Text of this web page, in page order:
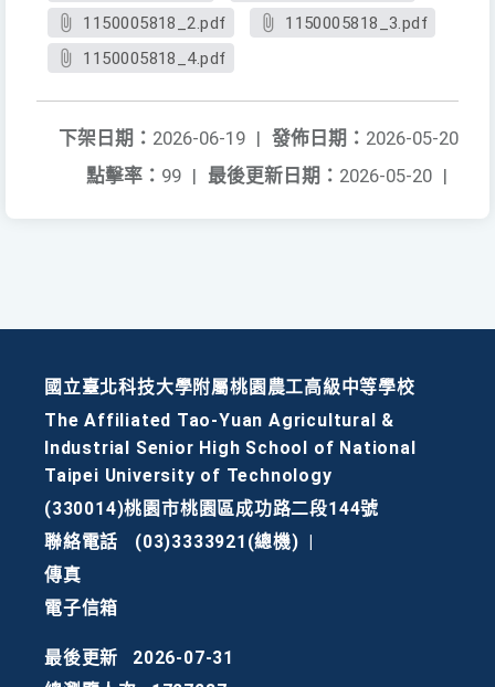
1150005818_2.pdf
1150005818_3.pdf
1150005818_4.pdf
發佈日期： 2026-05-20
下架日期： 2026-06-19 |
最後更新日期： 2026-05-20 |
點擊率： 99 |
國立臺北科技大學附屬桃園農工高級中等學校
The Affiliated Tao-Yuan Agricultural &
Industrial Senior High School of National
Taipei University of Technology
(330014)桃園市桃園區成功路二段144號
聯絡電話
(03)3333921(總機)
傳真
電子信箱
最後更新
2026-07-31